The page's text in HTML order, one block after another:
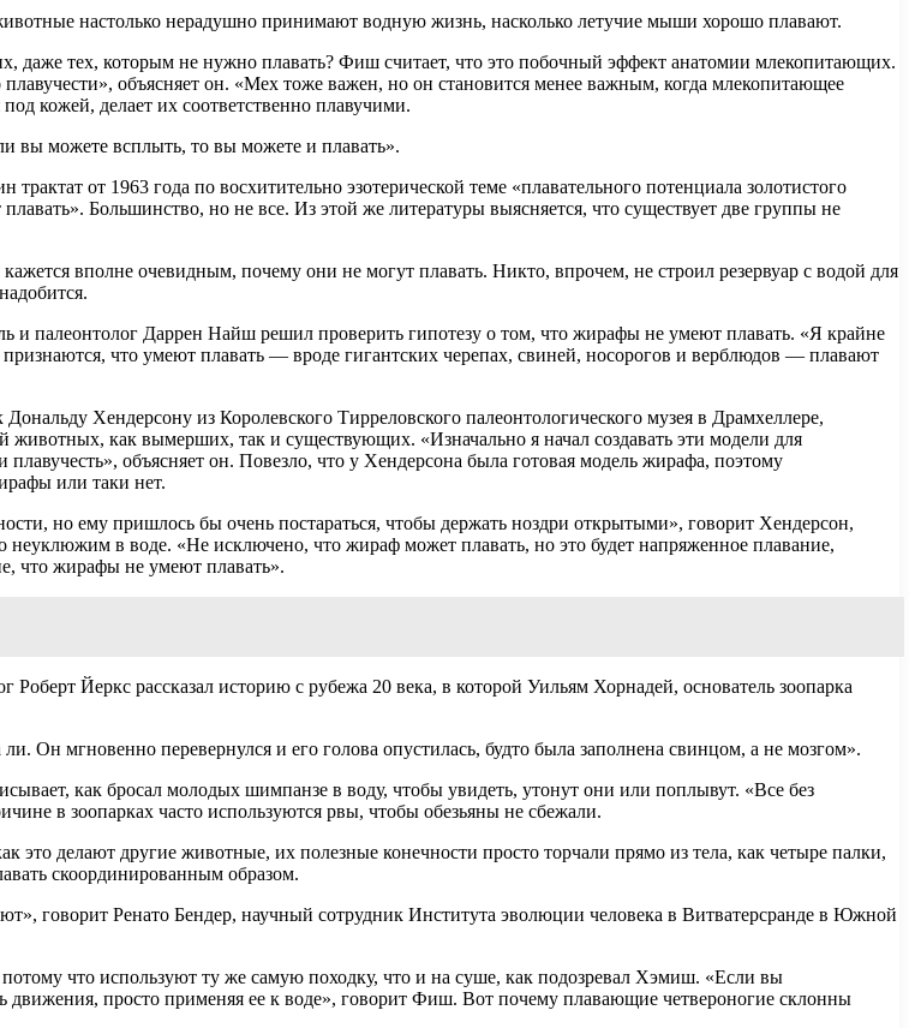
настолько нерадушно принимают водную жизнь, насколько летучие мыши хорошо плавают.
тех, которым не нужно плавать? Фиш считает, что это побочный эффект анатомии млекопитающих.
объясняет он. «Мех тоже важен, но он становится менее важным, когда млекопитающее
кожей, делает их соответственно плавучими.
вы можете всплыть, то вы можете и плавать».
от 1963 года по восхитительно эзотерической теме «плавательного потенциала золотистого
Большинство, но не все. Из этой же литературы выясняется, что существует две группы не
вполне очевидным, почему они не могут плавать. Никто, впрочем, не строил резервуар с водой для
палеонтолог Даррен Найш решил проверить гипотезу о том, что жирафы не умеют плавать. «Я крайне
что умеют плавать — вроде гигантских черепах, свиней, носорогов и верблюдов — плавают
Хендерсону из Королевского Тирреловского палеонтологического музея в Драмхеллере,
как вымерших, так и существующих. «Изначально я начал создавать эти модели для
объясняет он. Повезло, что у Хендерсона была готовая модель жирафа, поэтому
или таки нет.
но ему пришлось бы очень постараться, чтобы держать ноздри открытыми», говорит Хендерсон,
в воде. «Не исключено, что жираф может плавать, но это будет напряженное плавание,
что жирафы не умеют плавать».
Йеркс рассказал историю с рубежа 20 века, в которой Уильям Хорнадей, основатель зоопарка
Он мгновенно перевернулся и его голова опустилась, будто была заполнена свинцом, а не мозгом».
как бросал молодых шимпанзе в воду, чтобы увидеть, утонут они или поплывут. «Все без
в зоопарках часто используются рвы, чтобы обезьяны не сбежали.
это делают другие животные, их полезные конечности просто торчали прямо из тела, как четыре палки,
скоординированным образом.
говорит Ренато Бендер, научный сотрудник Института эволюции человека в Витватерсранде в Южной
что используют ту же самую походку, что и на суше, как подозревал Хэмиш. «Если вы
движения, просто применяя ее к воде», говорит Фиш. Вот почему плавающие четвероногие склонны